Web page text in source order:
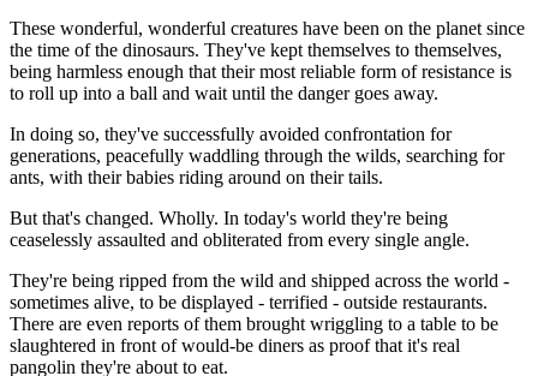
These wonderful, wonderful creatures have been on the planet since
the time of the dinosaurs. They've kept themselves to themselves,
being harmless enough that their most reliable form of resistance is
to roll up into a ball and wait until the danger goes away.
In doing so, they've successfully avoided confrontation for
generations, peacefully waddling through the wilds, searching for
ants, with their babies riding around on their tails.
But that's changed. Wholly. In today's world they're being
ceaselessly assaulted and obliterated from every single angle.
They're being ripped from the wild and shipped across the world -
sometimes alive, to be displayed - terrified - outside restaurants.
There are even reports of them brought wriggling to a table to be
slaughtered in front of would-be diners as proof that it's real
pangolin they're about to eat.